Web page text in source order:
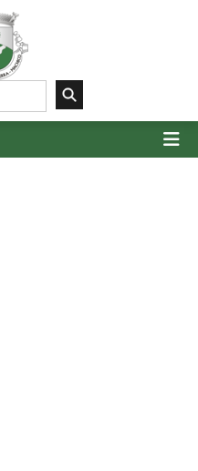
Pesquisar
por: